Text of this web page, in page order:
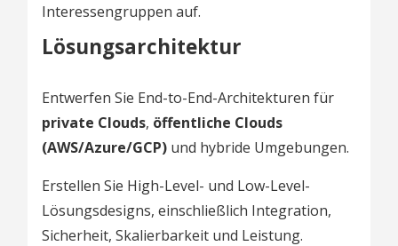
Interessengruppen auf.
Lösungsarchitektur
Entwerfen Sie End-to-End-Architekturen für
private Clouds, öffentliche Clouds
(AWS/Azure/GCP) und hybride Umgebungen.
Erstellen Sie High-Level- und Low-Level-
Lösungsdesigns, einschließlich Integration,
Sicherheit, Skalierbarkeit und Leistung.